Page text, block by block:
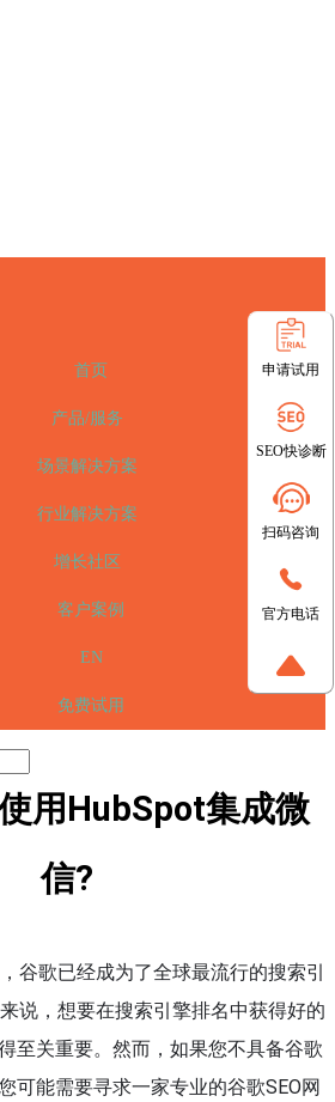
首页
产品/服务
场景解决方案
行业解决方案
增长社区
客户案例
EN
免费试用
用HubSpot集成微
信?
谷歌已经成为了全球最流行的搜索引
说，想要在搜索引擎排名中获得好的
至关重要。然而，如果您不具备谷歌
可能需要寻求一家专业的谷歌SEO网
申请试用
SEO快诊断
扫码咨询
官方电话